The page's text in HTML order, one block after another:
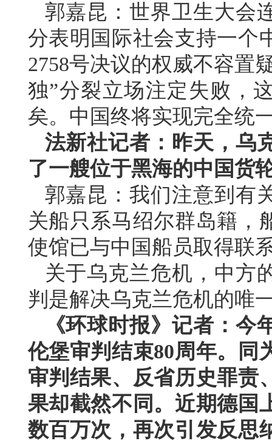
郭嘉昆：世界卫生大会
分表明国际社会支持一个
2758号决议的权威不容置
独”分裂立场注定失败，
矣。中国终将实现完全统
法新社记者：昨天，乌
了一艘位于黑海的中国货
郭嘉昆：我们注意到有
关船只系马绍尔群岛籍，
使馆已与中国船员取得联
关于乌克兰危机，中方
判是解决乌克兰危机的唯
《环球时报》记者：今
伦堡审判结束80周年。同
审判结果、反省历史罪责
果却截然不同。近期德国
数百万次，再次引发反思